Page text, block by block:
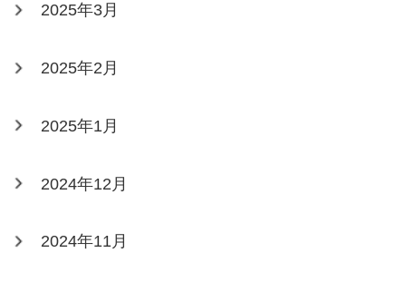
2025年3月
2025年2月
2025年1月
2024年12月
2024年11月